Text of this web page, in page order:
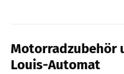
Motorradzubehör
Louis-Automat